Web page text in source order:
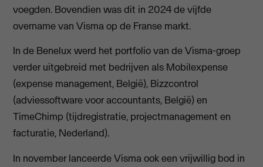
voegden. Bovendien was dit in 2024 de vijfde
overname van Visma op de Franse markt.
In de Benelux werd het portfolio van de Visma-groep
verder uitgebreid met bedrijven als Mobilexpense
(expense management, België), Bizzcontrol
(adviessoftware voor accountants, België) en
TimeChimp (tijdregistratie, projectmanagement en
facturatie, Nederland).
In november lanceerde Visma ook een vrijwillig bod in